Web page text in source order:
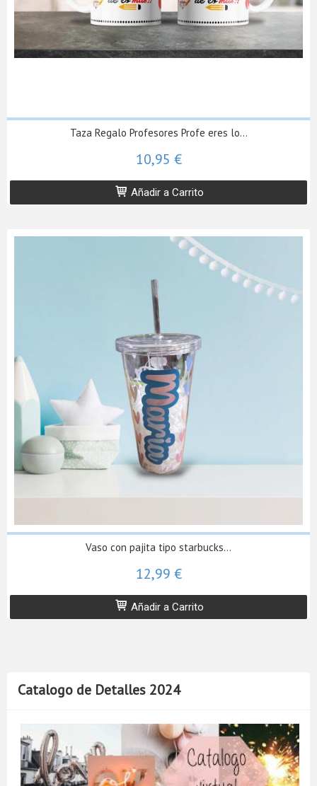
Catalogo de Detalles 2024
Taza Regalo Profesores Profe eres lo...
10,95 €
Añadir a Carrito
Vaso con pajita tipo starbucks...
12,99 €
Añadir a Carrito